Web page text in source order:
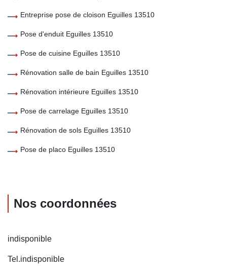
Entreprise pose de cloison Eguilles 13510
Pose d'enduit Eguilles 13510
Pose de cuisine Eguilles 13510
Rénovation salle de bain Eguilles 13510
Rénovation intérieure Eguilles 13510
Pose de carrelage Eguilles 13510
Rénovation de sols Eguilles 13510
Pose de placo Eguilles 13510
Nos coordonnées
indisponible
Tel.indisponible